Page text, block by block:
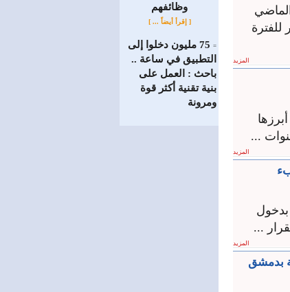
‏وظائفهم
[ إقرأ أيضاً ... ]
=
75 مليون دخلوا إلى
التطبيق في ساعة ..
باحث : العمل على
بنية تقنية أكثر قوة
ومرونة
للفترة
المزيد
...
المزيد
...
المزيد
بدمشق